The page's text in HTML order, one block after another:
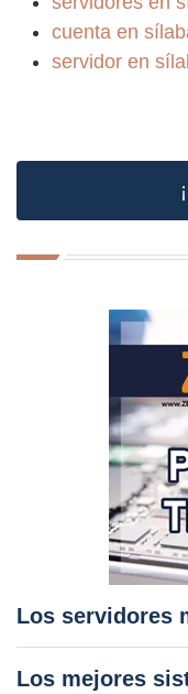
cuenta en
servidor en
Los servidores
Los mejores